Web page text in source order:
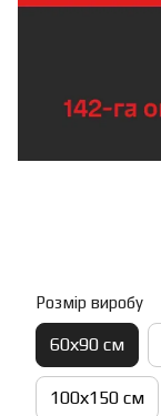
Розмір виробу
60х90 см
100х150 см